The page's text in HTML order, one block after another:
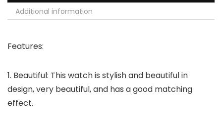
Additional information
Features:
1. Beautiful: This watch is stylish and beautiful in
design, very beautiful, and has a good matching
effect.